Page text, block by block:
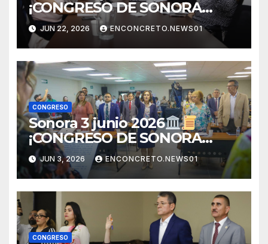
¡CONGRESO DE SONORA
ABRE CONVOCATORIA PARA
TITULAR DE LA UNIDAD DE
IGUALDAD DE GÉNERO!
JUN 22, 2026 ENCONCRETO.NEWS01
CONGRESO
Sonora 3 junio 2026
¡CONGRESO DE SONORA
APRUEBA CAMBIOS
ELECTORALES Y ANALIZA
NUEVAS REFORMAS!
JUN 3, 2026 ENCONCRETO.NEWS01
CONGRESO